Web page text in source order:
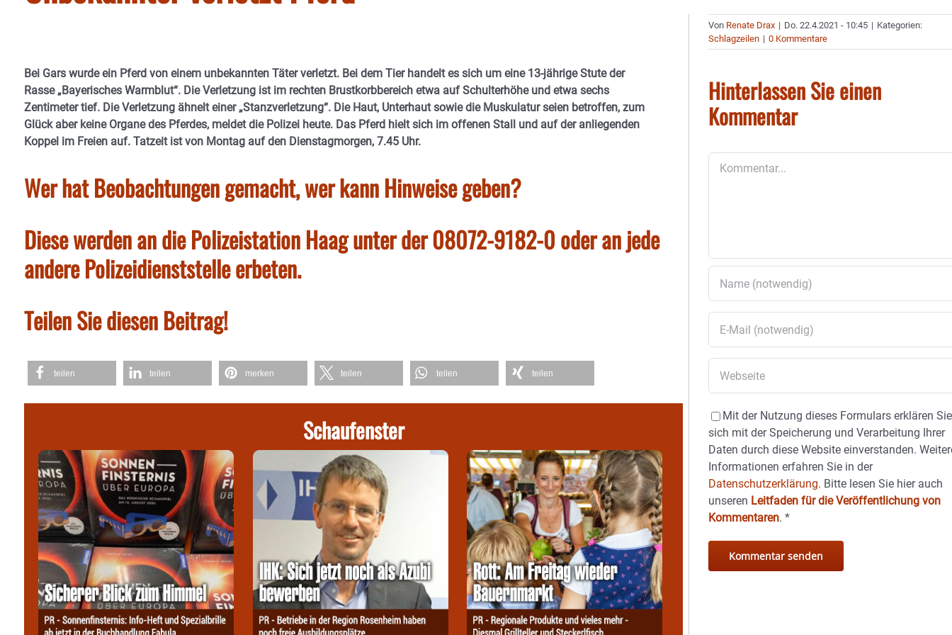
Bei Gars wurde ein Pferd von einem unbekannten Täter verletzt. Bei dem Tier handelt es sich um eine 13-jährige Stute der
Rasse „Bayerisches Warmblut“. Die Verletzung ist im rechten Brustkorbbereich etwa auf Schulterhöhe und etwa sechs
Zentimeter tief. Die Verletzung ähnelt einer „Stanzverletzung“. Die Haut, Unterhaut sowie die Muskulatur seien betroffen, zum
Glück aber keine Organe des Pferdes, meldet die Polizei heute. Das Pferd hielt sich im offenen Stall und auf der anliegenden
Koppel im Freien auf. Tatzeit ist von Montag auf den Dienstagmorgen, 7.45 Uhr.
Wer hat Beobachtungen gemacht, wer kann Hinweise geben?
Diese werden an die Polizeistation Haag unter der 08072-9182-0 oder an jede
andere Polizeidienststelle erbeten.
Teilen Sie diesen Beitrag!
teilen teilen merken teilen teilen teilen
Schaufenster
Von Renate Drax | Do. 22.4.2021 - 10:45 | Kategorien:
Schlagzeilen | 0 Kommentare
Hinterlassen Sie einen
Kommentar
Mit der Nutzung dieses Formulars erklären Sie
sich mit der Speicherung und Verarbeitung Ihrer
Daten durch diese Website einverstanden.
Informationen erfahren Sie in der
Datenschutzerklärung. Bitte lesen Sie hier auch
unseren Leitfaden für die Veröffentlichung von
Kommentaren.*